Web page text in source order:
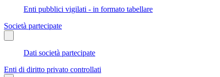
Enti pubblici vigilati - in formato tabellare
Società partecipate
Dati società partecipate
Enti di diritto privato controllati